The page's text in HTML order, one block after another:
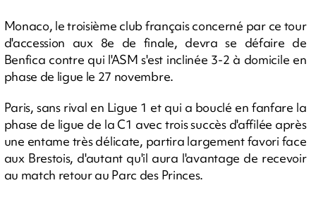
Monaco, le troisième club français concerné par ce tour
d'accession aux 8e de finale, devra se défaire de
Benfica contre qui l'ASM s'est inclinée 3-2 à domicile en
phase de ligue le 27 novembre.
Paris, sans rival en Ligue 1 et qui a bouclé en fanfare la
phase de ligue de la C1 avec trois succès d'affilée après
une entame très délicate, partira largement favori face
aux Brestois, d'autant qu'il aura l'avantage de recevoir
au match retour au Parc des Princes.